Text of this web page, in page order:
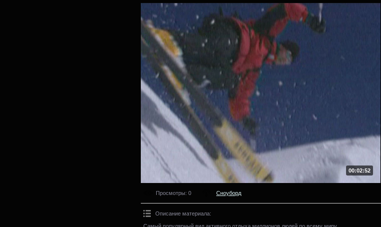
00:02:52
Просмотры: 0 Сноуборд
Описание материала:
Самый популярный вид активного отдыха миллионов людей по всему миру.